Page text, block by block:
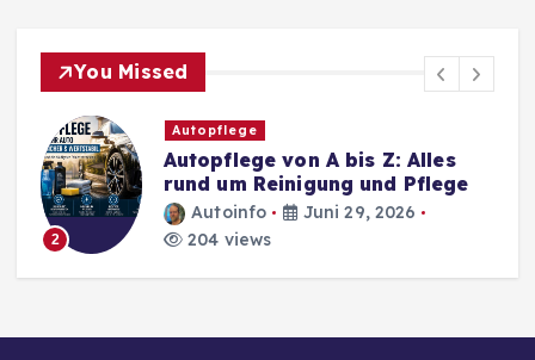
You Missed
2
Autopflege
Autopflege von A bis Z: Alles
rund um Reinigung und Pflege
Autoinfo
Juni 29, 2026
204 views